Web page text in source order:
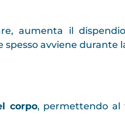
aumenta il
avviene durante
corpo, permettendo al